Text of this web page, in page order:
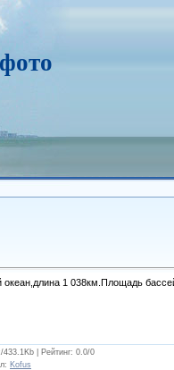
1 038км.Площадь
433.1Kb | Рейтинг: 0.0/0
: Kofus